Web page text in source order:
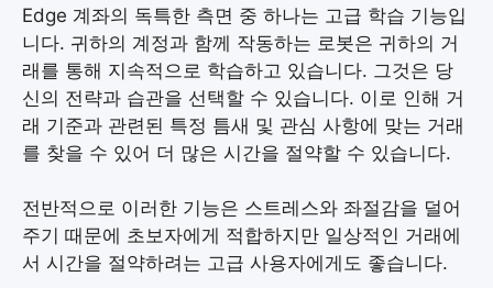
Edge 계좌의 독특한 측면 중 하나는 고급 학습 기능입
니다. 귀하의 계정과 함께 작동하는 로봇은 귀하의 거
래를 통해 지속적으로 학습하고 있습니다. 그것은 당
신의 전략과 습관을 선택할 수 있습니다. 이로 인해 거
래 기준과 관련된 특정 틈새 및 관심 사항에 맞는 거래
를 찾을 수 있어 더 많은 시간을 절약할 수 있습니다.
전반적으로 이러한 기능은 스트레스와 좌절감을 덜어
주기 때문에 초보자에게 적합하지만 일상적인 거래에
서 시간을 절약하려는 고급 사용자에게도 좋습니다.